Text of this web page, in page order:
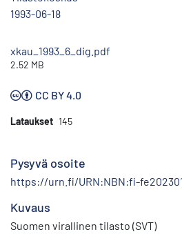
1993-06-18
xkau_1993_6_dig.pdf
2.52 MB
CC BY 4.0
Lataukset 145
Pysyvä osoite
https://urn.fi/URN:NBN:fi-
Kuvaus
Suomen virallinen tilasto (SVT)